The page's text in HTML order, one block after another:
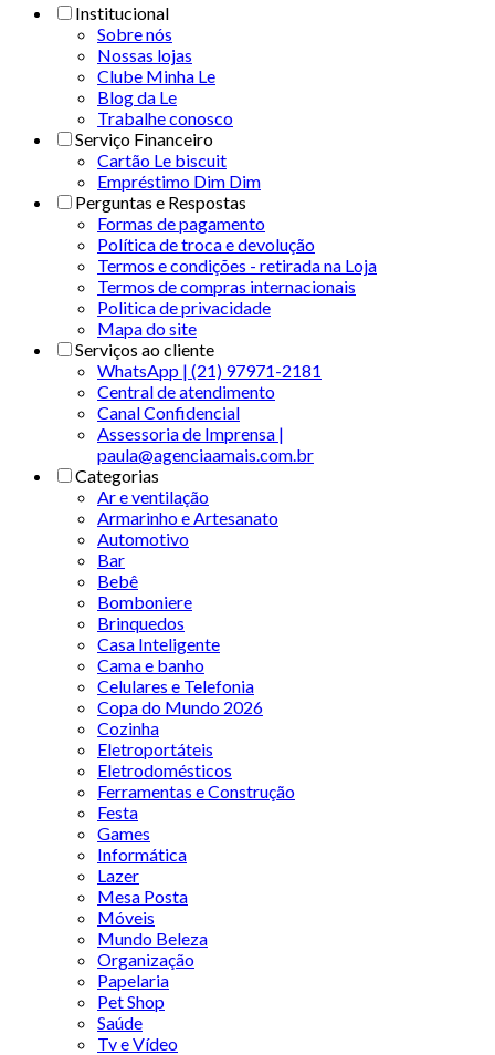
Institucional
Sobre nós
Nossas lojas
Clube Minha Le
Blog da Le
Trabalhe conosco
Serviço Financeiro
Cartão Le biscuit
Empréstimo Dim Dim
Perguntas e Respostas
Formas de pagamento
Política de troca e devolução
Termos e condições - retirada na Loja
Termos de compras internacionais
Politica de privacidade
Mapa do site
Serviços ao cliente
WhatsApp | (21) 97971-2181
Central de atendimento
Canal Confidencial
Assessoria de Imprensa |
paula@agenciaamais.com.br
Categorias
Ar e ventilação
Armarinho e Artesanato
Automotivo
Bar
Bebê
Bomboniere
Brinquedos
Casa Inteligente
Cama e banho
Celulares e Telefonia
Copa do Mundo 2026
Cozinha
Eletroportáteis
Eletrodomésticos
Ferramentas e Construção
Festa
Games
Informática
Lazer
Mesa Posta
Móveis
Mundo Beleza
Organização
Papelaria
Pet Shop
Saúde
Tv e Vídeo